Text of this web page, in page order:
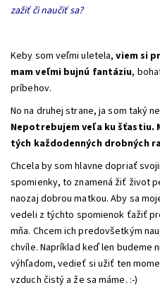
zažiť či naučiť sa?
Keby som veľmi uletela,viem si
mam veľmi bujnú fantáziu,
príbehov.
No na druhej strane, ja som taký
Nepotrebujem veľa ku šťastiu.
tých každodenných drobných
Chcela by som hlavne dopriať
spomienky, to znamená žiť život
naozaj dobrou matkou. Aby sa
vedeli z týchto spomienok ťažiť
mňa. Chcem ich predovšetkým
chvíle. Napríklad keď len budeme
výhľadom, vedieť si užiť ten
vzduch čistý a že sa máme. :-)